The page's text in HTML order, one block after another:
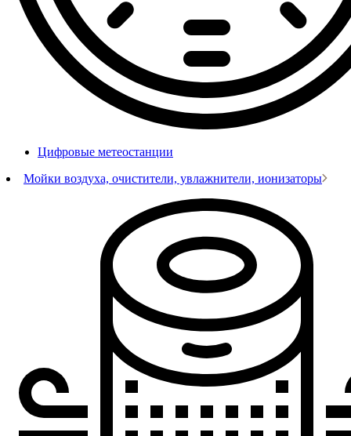
Цифровые метеостанции
Мойки воздуха, очистители, увлажнители, ионизаторы